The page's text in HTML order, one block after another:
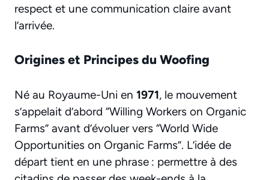
respect et une communication claire avant
l’arrivée.
Origines et Principes du Woofing
Né au Royaume-Uni en 1971, le mouvement
s’appelait d’abord “Willing Workers on Organic
Farms” avant d’évoluer vers “World Wide
Opportunities on Organic Farms”. L’idée de
départ tient en une phrase : permettre à des